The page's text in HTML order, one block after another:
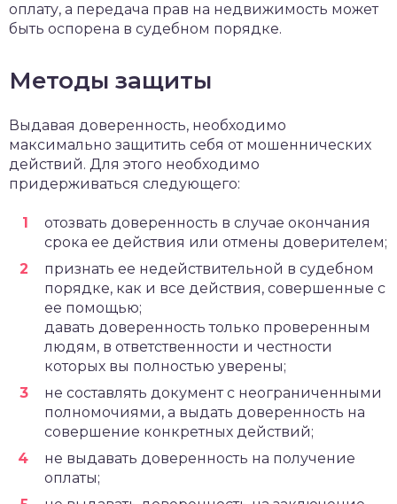
оплату, а передача прав на недвижимость может
быть оспорена в судебном порядке.
Методы защиты
Выдавая доверенность, необходимо
максимально защитить себя от мошеннических
действий. Для этого необходимо
придерживаться следующего:
отозвать доверенность в случае окончания
срока ее действия или отмены доверителем;
признать ее недействительной в судебном
порядке, как и все действия, совершенные с
ее помощью;
давать доверенность только проверенным
людям, в ответственности и честности
которых вы полностью уверены;
не составлять документ с неограниченными
полномочиями, а выдать доверенность на
совершение конкретных действий;
не выдавать доверенность на получение
оплаты;